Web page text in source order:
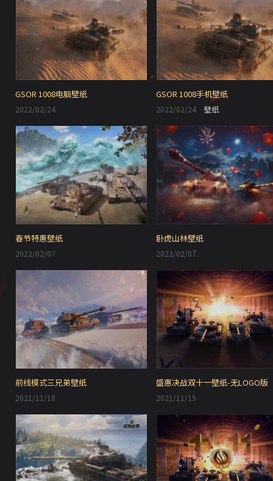
GSOR 1008电脑壁纸
2022/02/24
GSOR 1008手机壁纸
2022/02/24 壁纸
春节特惠壁纸
2022/02/07
卧虎山林壁纸
2022/02/07
前线模式三兄弟壁纸
2021/11/18
盛惠决战双十一壁纸-无LOGO版
2021/11/15